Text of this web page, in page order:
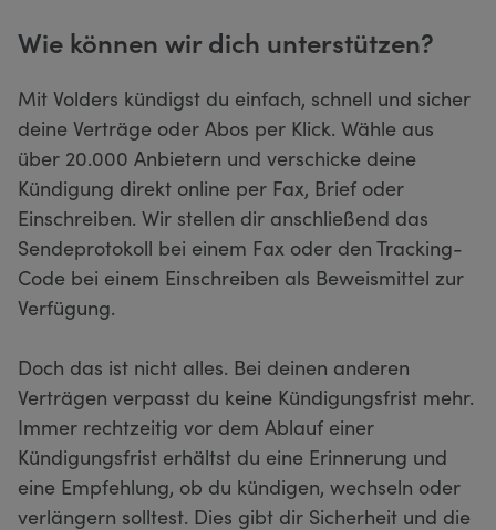
Wie können wir dich unterstützen?
Mit Volders kündigst du einfach, schnell und sicher
deine Verträge oder Abos per Klick. Wähle aus
über 20.000 Anbietern und verschicke deine
Kündigung direkt online per Fax, Brief oder
Einschreiben. Wir stellen dir anschließend das
Sendeprotokoll bei einem Fax oder den Tracking-
Code bei einem Einschreiben als Beweismittel zur
Verfügung.
Doch das ist nicht alles. Bei deinen anderen
Verträgen verpasst du keine Kündigungsfrist mehr.
Immer rechtzeitig vor dem Ablauf einer
Kündigungsfrist erhältst du eine Erinnerung und
eine Empfehlung, ob du kündigen, wechseln oder
verlängern solltest. Dies gibt dir Sicherheit und die